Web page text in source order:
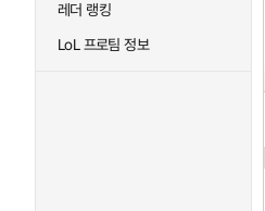
레더 랭킹
LoL 프로팀 정보